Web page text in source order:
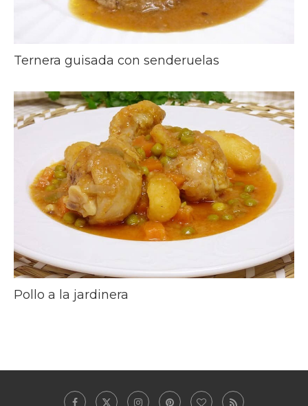
Ternera guisada con senderuelas
Pollo a la jardinera